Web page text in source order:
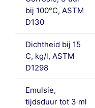
bij 100°C, ASTM
D130
Dichtheid bij 15
C, kg/l, ASTM
D1298
Emulsie,
tijdsduur tot 3 ml